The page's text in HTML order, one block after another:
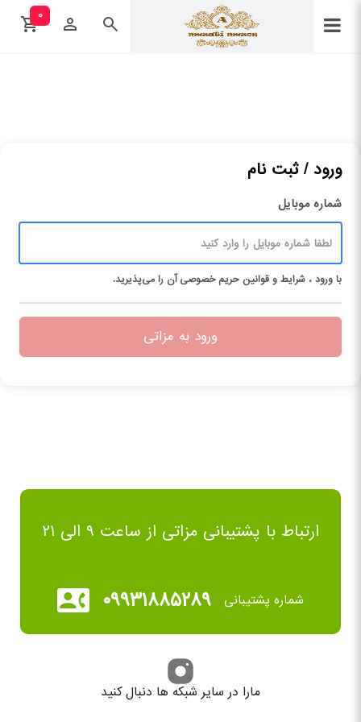
۰
ورود / ثبت نام
شماره موبایل
با ورود ، شرایط و قوانین حریم ‌خصوصی آن را می‌پذیرید.
ورود به مزاتی
ارتباط با پشتیبانی مزاتی از ساعت ۹ الی ۲۱
شماره پشتیبانی ۰۹۹۳۱۸۸۵۲۸۹
مارا در سایر شبکه ها دنبال کنید